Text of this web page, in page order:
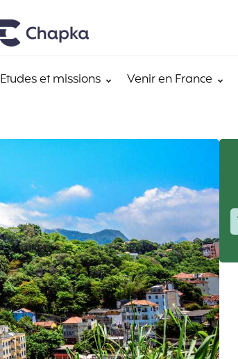
Etudes et missions Venir en France